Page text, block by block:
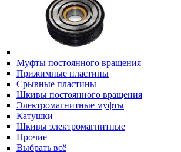
Муфты постоянного вращения
Прижимные пластины
Срывные пластины
Шкивы постоянного вращения
Электромагнитные муфты
Катушки
Шкивы электромагнитные
Прочие
Выбрать всё